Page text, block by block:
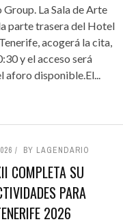
La Sala de Arte
parte trasera del Hotel
acogerá la cita,
y el acceso será
disponible.El...
BY LAGENDARIO
COMPLETA SU
PARA
2026